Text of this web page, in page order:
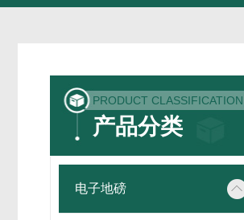
PRODUCT CLASSIFICATION
产品分类
电子地磅